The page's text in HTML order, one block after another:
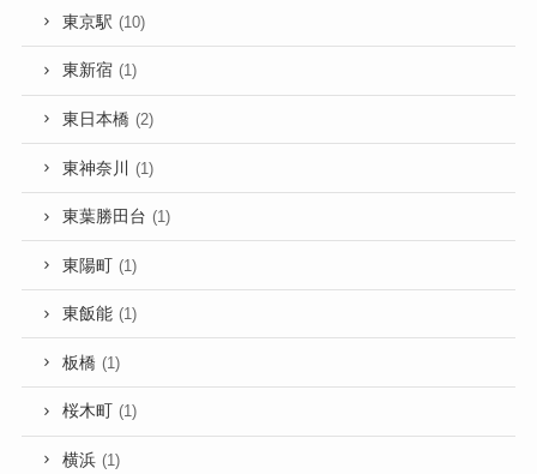
東京駅 (10)
東新宿 (1)
東日本橋 (2)
東神奈川 (1)
東葉勝田台 (1)
東陽町 (1)
東飯能 (1)
板橋 (1)
桜木町 (1)
横浜 (1)